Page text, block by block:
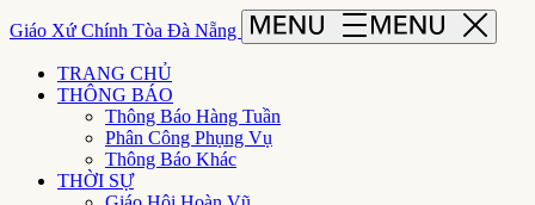
Giáo Xứ Chính Tòa Đà Nẵng
TRANG CHỦ
THÔNG BÁO
Thông Báo Hàng Tuần
Phân Công Phụng Vụ
Thông Báo Khác
THỜI SỰ